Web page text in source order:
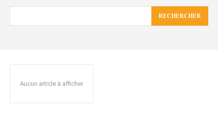
RECHERCHER
Aucun article à afficher